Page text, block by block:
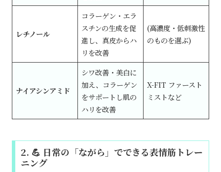
レチノール
コラーゲン・エラ
スチンの生成を促
進し、真皮からハ
リを改善
(高濃度・低刺激性
のものを選ぶ)
ナイアシンアミド
シワ改善・美白に
加え、コラーゲン
をサポートし肌の
ハリを改善
X-FIT ファースト
ミストなど
2. 💪 日常の「ながら」でできる表情筋トレー
ニング